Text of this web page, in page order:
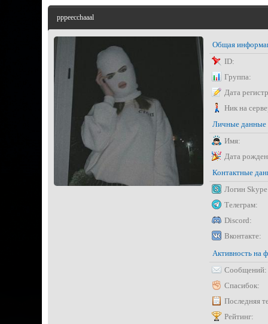
pppeecchaaal
Общая
ID:
Группа:
Дата
Ник на
Личные данные
Имя:
Дата
Контактные
Логин
Телеграм:
Discord:
Вконтакте:
Активность на
Сообщений:
Спасибок:
Последняя
Рейтинг: